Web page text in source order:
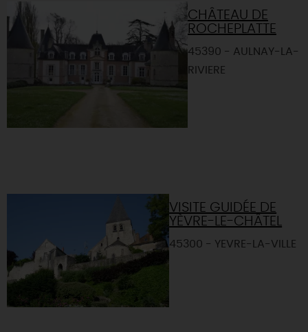
CHÂTEAU DE
ROCHEPLATTE
45390 - AULNAY-LA-
RIVIERE
VISITE GUIDÉE DE
YÈVRE-LE-CHÂTEL
45300 - YEVRE-LA-VILLE